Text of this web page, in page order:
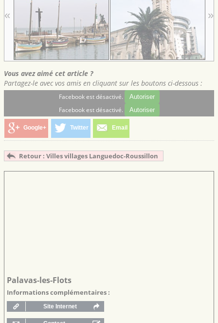
« »
Vous avez aimé cet article ?
Partagez-le avec vos amis en cliquant sur les boutons ci-dessous :
Facebook est désactivé. Autoriser
Facebook est désactivé. Autoriser
Google+ Twitter Email
Retour : Villes villages Languedoc-Roussillon
Palavas-les-Flots
Informations complémentaires :